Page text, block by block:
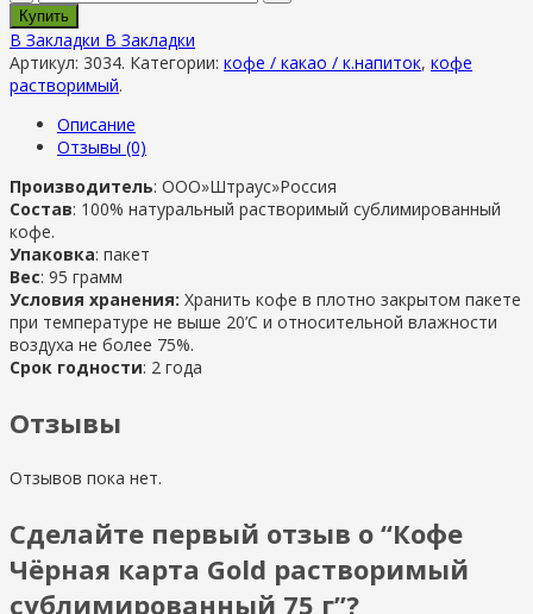
Купить
В Закладки В Закладки
Артикул: 3034. Категории: кофе / какао / к.напиток, кофе
растворимый.
Описание
Отзывы (0)
Производитель: ООО»Штраус»Россия
Состав: 100% натуральный растворимый сублимированный
кофе.
Упаковка: пакет
Вес: 95 грамм
Условия хранения: Хранить кофе в плотно закрытом пакете
при температуре не выше 20’C и относительной влажности
воздуха не более 75%.
Срок годности: 2 года
Отзывы
Отзывов пока нет.
Сделайте первый отзыв о “Кофе
Чёрная карта Gold растворимый
сублимированный 75 г”?